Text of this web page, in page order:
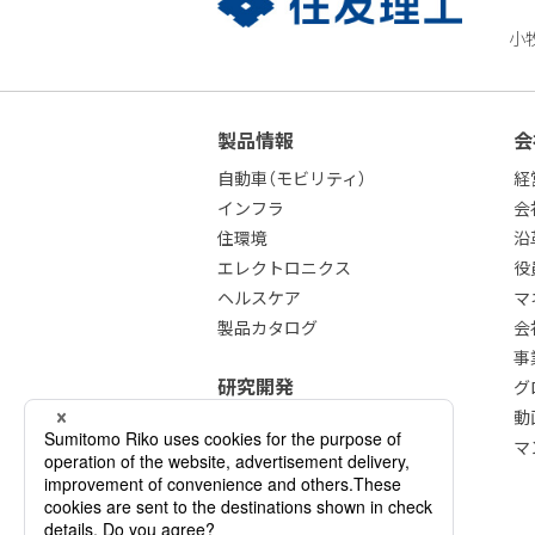
小
製品情報
自動車（モビリティ）
インフラ
住環境
エレクトロニクス
ヘルスケア
製品カタログ
研究開発
私たちのミッション
私たちの研究開発
知的財産について
経
沿
事